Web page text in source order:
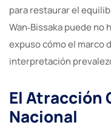
para restaurar el
Wan‑Bissaka puede no
expuso cómo el marco
interpretación
El Atracción
Nacional